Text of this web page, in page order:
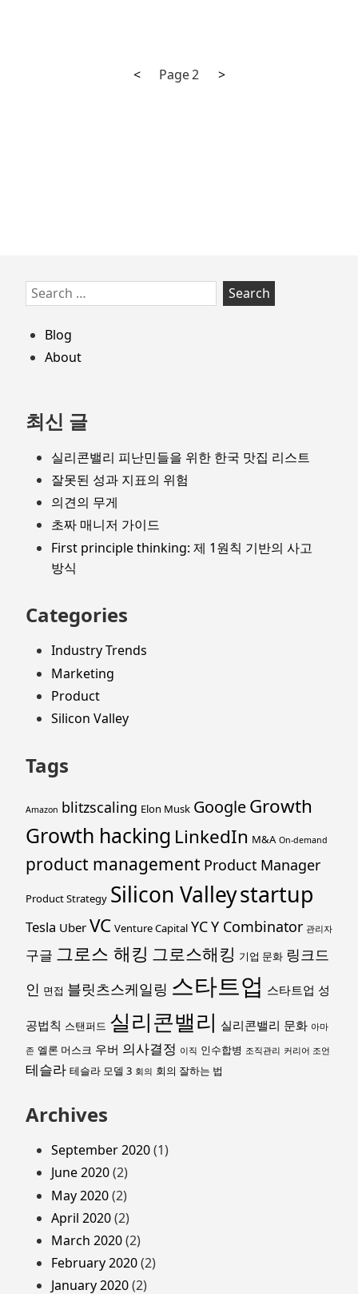
지
Previous
< Page2
Next
>
Skip
to
footer
Search
for:
Blog
About
최신 글
실리콘밸리 피난민들을 위한 한국 맛집 리스트
잘못된 성과 지표의 위험
의견의 무게
초짜 매니저 가이드
First principle thinking: 제 1원칙 기반의 사고
방식
Categories
Industry Trends
Marketing
Product
Silicon Valley
Tags
Amazon blitzscaling Elon Musk GoogleGrowth
Growth hacking LinkedIn M&A On-demand
product management Product Manager
Product Strategy Silicon Valleystartup
Tesla Uber VC Venture Capital YCY Combinator 관리자
구글 그로스 해킹 그로스해킹 기업 문화 링크드
인 면접 블릿츠스케일링 스타트업 스타트업 성
공법칙 스탠퍼드 실리콘밸리 실리콘밸리 문화 아마
존 엘론 머스크 우버 의사결정 이직 인수합병 조직관리 커리어 조언
테슬라 테슬라 모델 3 회의 회의 잘하는 법
Archives
September 2020(1)
June 2020(2)
May 2020(2)
April 2020(2)
March 2020(2)
February 2020(2)
January 2020(2)